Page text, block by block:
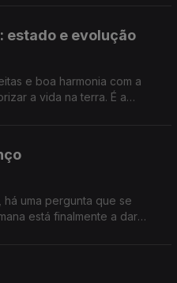
e evolução
e boa harmonia com a
a vida na terra. É a
uma pergunta que se
está finalmente a dar